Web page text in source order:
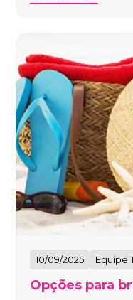
10/09/2025 Equipe
Opções para